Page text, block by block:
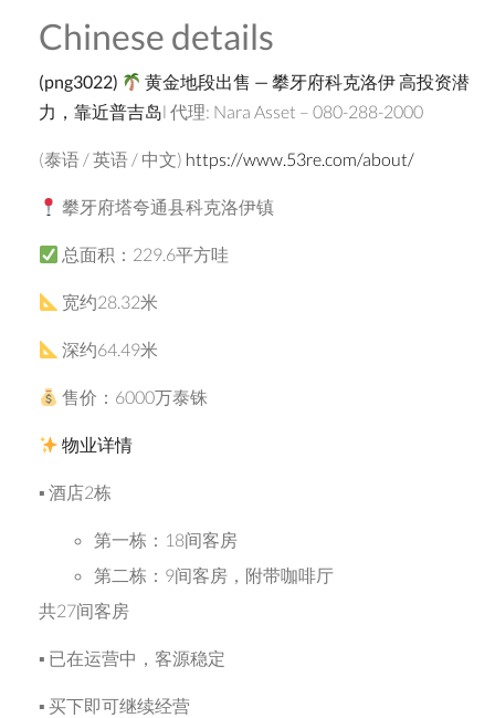
Chinese details
(png3022) 黄金地段出售 —攀牙府科克洛伊高投资潜
力，靠近普吉岛l 代理: Nara Asset – 080-288-2000
(泰语 / 英语 / 中文) https://www.53re.com/about/
攀牙府塔夸通县科克洛伊镇
总面积：229.6平方哇
宽约28.32米
深约64.49米
售价：6000万泰铢
物业详情
▪ 酒店2栋
第一栋：18间客房
第二栋：9间客房，附带咖啡厅
共27间客房
▪ 已在运营中，客源稳定
▪ 买下即可继续经营